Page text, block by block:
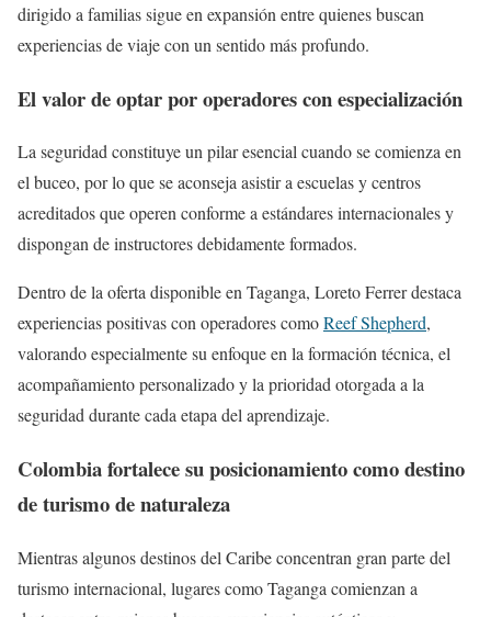
dirigido a familias sigue en expansión entre quienes buscan
experiencias de viaje con un sentido más profundo.
El valor de optar por operadores con especialización
La seguridad constituye un pilar esencial cuando se comienza en
el buceo, por lo que se aconseja asistir a escuelas y centros
acreditados que operen conforme a estándares internacionales y
dispongan de instructores debidamente formados.
Dentro de la oferta disponible en Taganga, Loreto Ferrer destaca
experiencias positivas con operadores comoReef Shepherd,
valorando especialmente su enfoque en la formación técnica, el
acompañamiento personalizado y la prioridad otorgada a la
seguridad durante cada etapa del aprendizaje.
Colombia fortalece su posicionamiento como destino
de turismo de naturaleza
Mientras algunos destinos del Caribe concentran gran parte del
turismo internacional, lugares como Taganga comienzan a